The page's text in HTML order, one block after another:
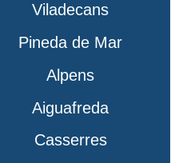
Viladecans
Pineda de Mar
Alpens
Aiguafreda
Casserres